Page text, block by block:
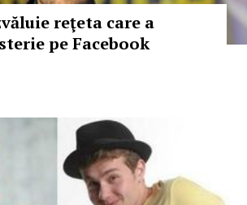
reţeta care a
pe Facebook